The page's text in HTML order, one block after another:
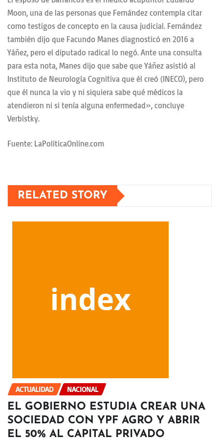
Moon, una de las personas que Fernández contempla citar
como testigos de concepto en la causa judicial. Fernández
también dijo que Facundo Manes diagnosticó en 2016 a
Yáñez, pero el diputado radical lo negó. Ante una consulta
para esta nota, Manes dijo que sabe que Yáñez asistió al
Instituto de Neurología Cognitiva que él creó (INECO), pero
que él nunca la vio y ni siquiera sabe qué médicos la
atendieron ni si tenía alguna enfermedad», concluye
Verbistky.
Fuente: LaPoliticaOnline.com
RELATED STORY
ACTUALIDAD NACIONAL
EL GOBIERNO ESTUDIA CREAR UNA
SOCIEDAD CON YPF AGRO Y ABRIR
EL 50% AL CAPITAL PRIVADO